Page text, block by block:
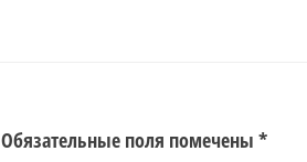
Обязательные поля помечены *